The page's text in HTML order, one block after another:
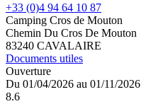
+33 (0)4 94 64 10 87
Camping Cros de Mouton
Chemin Du Cros De Mouton
83240 CAVALAIRE
Documents utiles
Ouverture
Du 01/04/2026 au 01/11/2026
8.6